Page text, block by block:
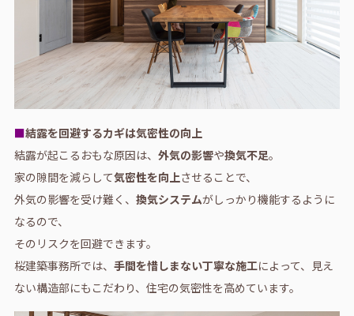
■結露を回避するカギは気密性の向上
結露が起こるおもな原因は、 外気の影響や換気不足。
家の隙間を減らして気密性を向上させることで、
外気の影響を受け難く、 換気システムがしっかり機能するように
なるので、
そのリスクを回避できます。
桜建築事務所では、 手間を惜しまない丁寧な施工によって、見え
ない構造部にもこだわり、住宅の気密性を高めています。